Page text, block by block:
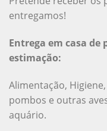
entregamos!
Entrega em casa
estimação:
Alimentação,
pombos e outras
aquário.